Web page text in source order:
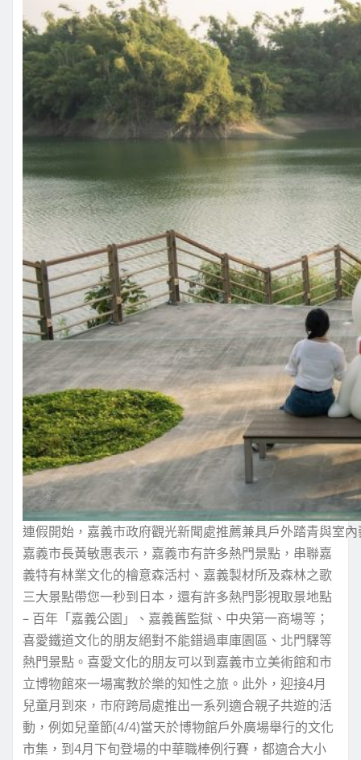
連假開始，嘉義市政府觀光新聞處推薦兼具戶外踏青與室
嘉義市長黃敏惠表示，嘉義市有許多熱門景點，串聯嘉
義特有林業文化的檜意森活村、嘉義製材所及森林之歌
三大景點帶您一秒到日本，還有許多熱門影視取景地點
– 百年「嘉義公園」、嘉義舊監獄、中央第一商場等；
喜愛鐵道文化的朋友絕對不能錯過車庫園區、北門驛等
熱門景點。喜愛文化的朋友可以到嘉義市立美術館和市
立博物館來一場寓教於樂的知性之旅。此外，迎接4月
兒童月到來，市府跨局處推出一系列適合親子共遊的活
動，例如兒童節(4/4)當天於博物館戶外廣場舉行的文化
市集，到4月下旬登場的中華職棒例行賽，都適合大小